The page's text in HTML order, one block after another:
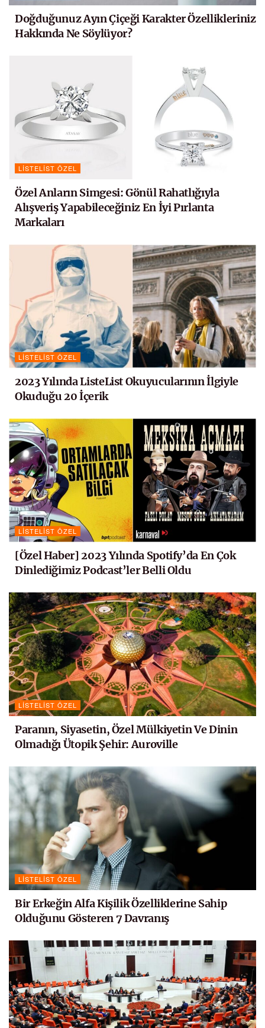
Doğduğunuz Ayın Çiçeği Karakter Özellikleriniz
Hakkında Ne Söylüyor?
LISTELIST ÖZEL
Özel Anların Simgesi: Gönül Rahatlığıyla
Alışveriş Yapabileceğiniz En İyi Pırlanta
Markaları
LISTELIST ÖZEL
2023 Yılında ListeList Okuyucularının İlgiyle
Okuduğu 20 İçerik
LISTELIST ÖZEL
[Özel Haber] 2023 Yılında Spotify’da En Çok
Dinlediğimiz Podcast’ler Belli Oldu
LISTELIST ÖZEL
Paranın, Siyasetin, Özel Mülkiyetin Ve Dinin
Olmadığı Ütopik Şehir: Auroville
LISTELIST ÖZEL
Bir Erkeğin Alfa Kişilik Özelliklerine Sahip
Olduğunu Gösteren 7 Davranış